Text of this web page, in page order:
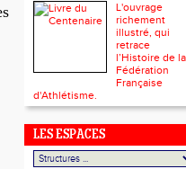
L'ouvrage
richement
illustré, qui
retrace
l’Histoire de la
Fédération
Française
d'Athlétisme.
LES ESPACES